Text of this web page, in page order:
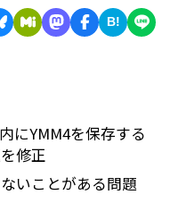
B!
にYMM4を保存する
修正
いことがある問題